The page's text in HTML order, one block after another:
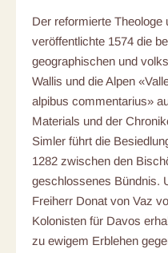
Der reformierte Theologe
veröffentlichte 1574 die
geographischen und
Wallis und die Alpen
alpibus commentarius»
Materials und der
Simler führt die
1282 zwischen den
geschlossenes Bündnis.
Freiherr Donat von Vaz
Kolonisten für Davos
zu ewigem Erblehen